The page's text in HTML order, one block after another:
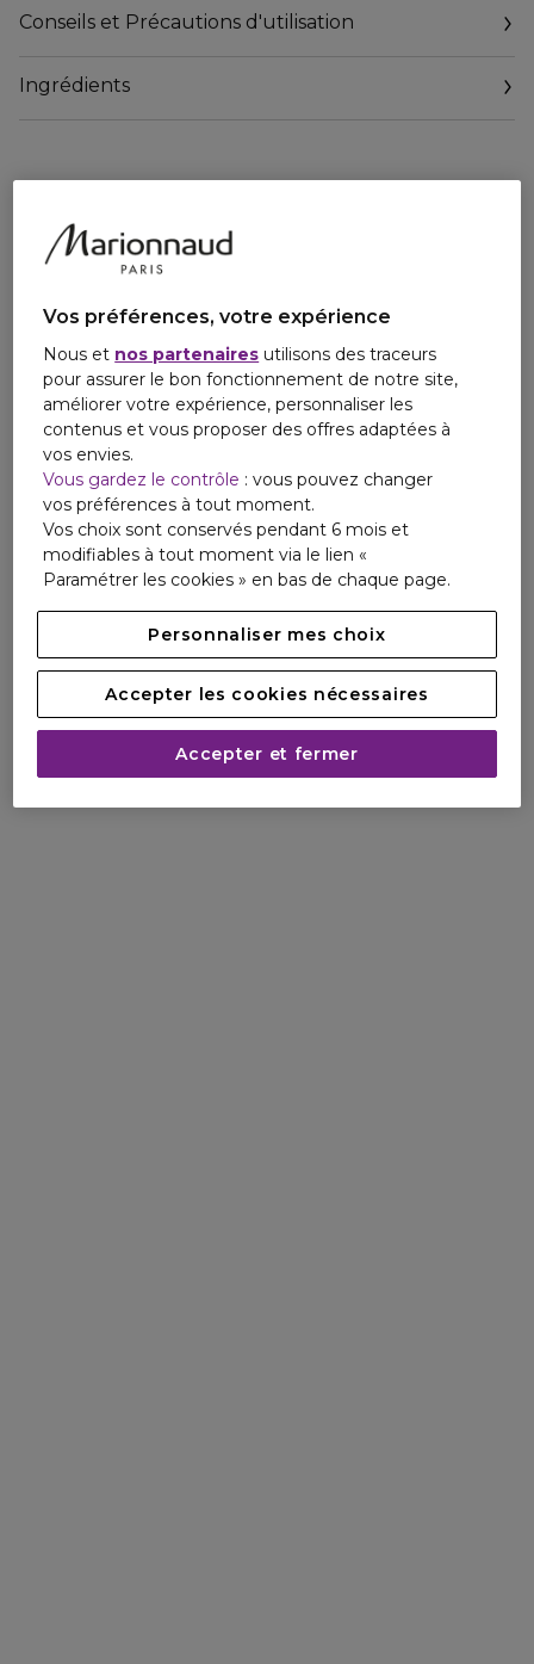
Au cœur de la formule, la Technologie [F.G.N.] cible 3
La protéine [FOXO] préserve l’intégrité des cellules
corriger les taches, en Acide Hyaluronique pour hydrater
instantanément et lisser les rides et en Beurre de Karité
d’utilisation* :
81% les rides sont lissées
97% la peau est plus tonique
93% la peau est plus lumineuse
*Etude clinique sur 30 femmes, % de satisfaction
Conseils et Précautions d'utilisation
Ingrédients
Vos préférences, votre expérience
Nous et nos partenaires utilisons des traceurs
pour assurer le bon fonctionnement de notre site,
améliorer votre expérience, personnaliser les
contenus et vous proposer des offres adaptées à
vos envies.
Vous gardez le contrôle : vous pouvez changer
vos préférences à tout moment.
Vos choix sont conservés pendant 6 mois et
modifiables à tout moment via le lien «
Paramétrer les cookies » en bas de chaque page.
Personnaliser mes choix
Accepter les cookies nécessaires
Accepter et fermer